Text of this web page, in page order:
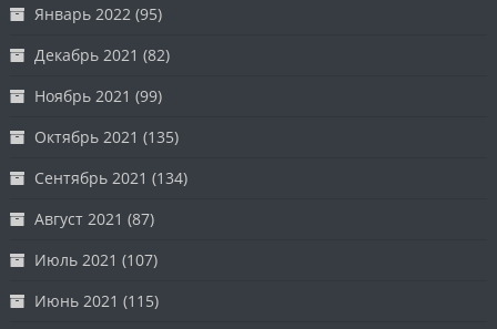
Январь 2022 (95)
Декабрь 2021 (82)
Ноябрь 2021 (99)
Октябрь 2021 (135)
Сентябрь 2021 (134)
Август 2021 (87)
Июль 2021 (107)
Июнь 2021 (115)